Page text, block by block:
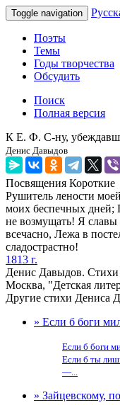
Toggle navigation
Поэты
Темы
Годы творчества
Обсудить
Поиск
Полная версия
К Е. Ф. С-ну,
Денис Давыдов
Посвящения Короткие
Рушитель лености
моих беспечных дней;
не возмущать! Я славы
всечасно, Лежа в
сладострастно!
1813 г.
Денис Давыдов. Стихи
Москва, "Детская
Другие стихи Дениса
» Если б боги
Если б боги
Если б ты
—...
» Зайцевскому,